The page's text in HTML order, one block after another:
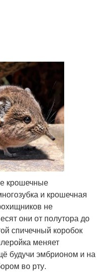
крошечные
и крошечная
не
они от полутора до
спичечный коробок
меняет
будучи эмбрионом и на
во рту.